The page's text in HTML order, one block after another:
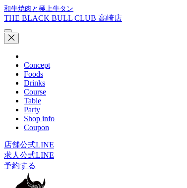
和牛焼肉と極上牛タン
THE BLACK BULL CLUB 高崎店
Concept
Foods
Drinks
Course
Table
Party
Shop info
Coupon
店舗公式LINE
求人公式LINE
予約する